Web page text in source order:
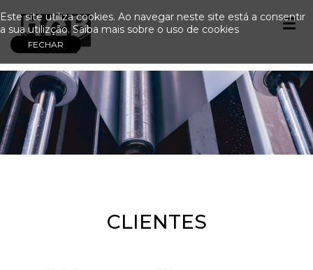
CLIENTES
Este site utiliza cookies. Ao navegar neste site está a consentir
a sua utilizção. Saiba mais sobre o uso de cookies